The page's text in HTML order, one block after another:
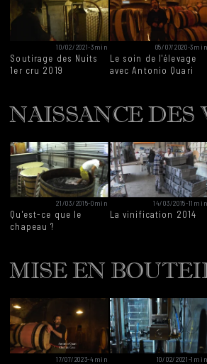
10/02/2021-3min
Soutirage des Nuits
1er cru 2019
05/07/2020-3min
Le soin de l'élevage
avec Antonio Quari
NAISSANCE DES
21/03/2015-0min
Qu'est-ce que le
chapeau ?
14/03/2015-11min
La vinification 2014
MISE EN
17/07/2023-4min 10/02/2021-1min